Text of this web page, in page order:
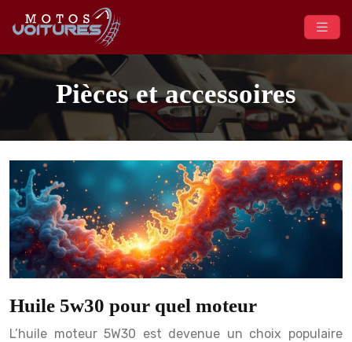
Pièces et accessoires
Huile 5w30 pour quel moteur
L’huile moteur 5W30 est devenue un choix populaire